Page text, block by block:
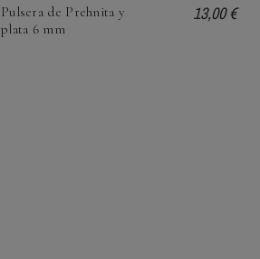
Pulsera de Prehnita y
plata 6 mm
13,00 €